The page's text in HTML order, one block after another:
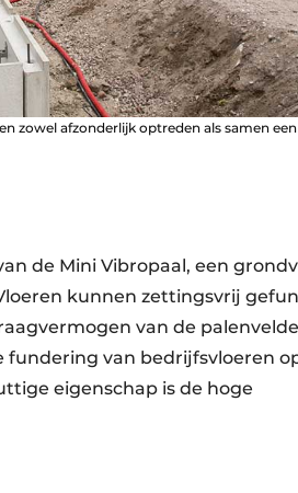
zowel afzonderlijk optreden als samen
de Mini Vibropaal, een
kunnen zettingsvrij
van de
van bedrijfsvloeren
eigenschap is de hoge